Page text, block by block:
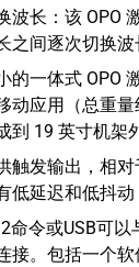
波长：该 OPO
之间逐次切换波
的一体式 OPO
动应用（总重
到 19 英寸机架
触发输出，相
低延迟和低抖动
命令或USB可以
接。包括一个软